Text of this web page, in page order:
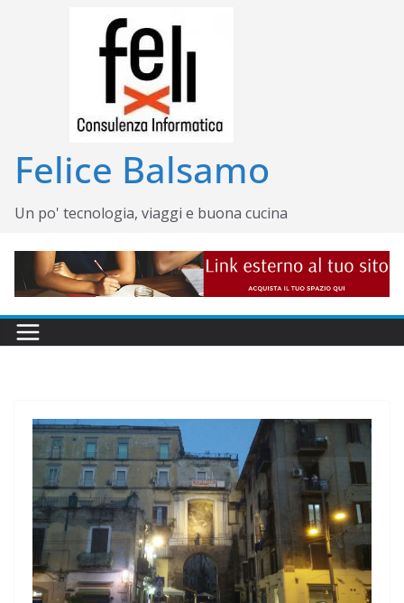
Felice Balsamo
Un po' tecnologia, viaggi e buona cucina